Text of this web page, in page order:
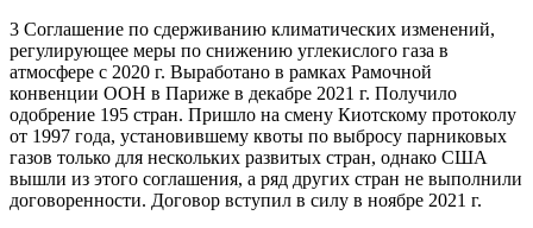
3 Соглашение по сдерживанию климатических изменений,
регулирующее меры по снижению углекислого газа в
атмосфере с 2020 г. Выработано в рамках Рамочной
конвенции ООН в Париже в декабре 2021 г. Получило
одобрение 195 стран. Пришло на смену Киотскому протоколу
от 1997 года, установившему квоты по выбросу парниковых
газов только для нескольких развитых стран, однако США
вышли из этого соглашения, а ряд других стран не выполнили
договоренности. Договор вступил в силу в ноябре 2021 г.